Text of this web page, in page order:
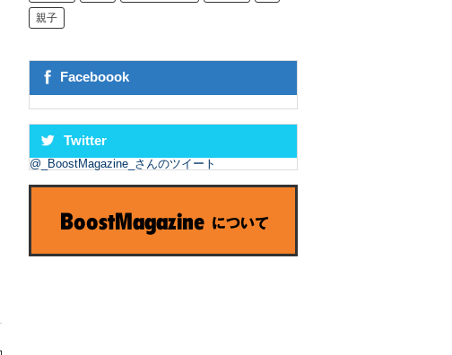
親子
Faceboook
Twitter
@_BoostMagazine_さんのツイート